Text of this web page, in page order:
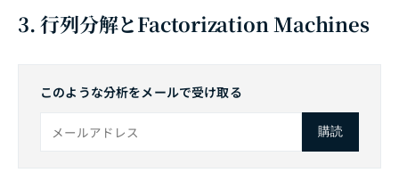
3. 行列分解とFactorization Machines
このような分析をメールで受け取る
購読